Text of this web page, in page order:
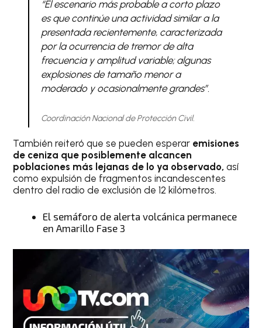
“El escenario más probable a corto plazo
es que continúe una actividad similar a la
presentada recientemente, caracterizada
por la ocurrencia de tremor de alta
frecuencia y amplitud variable; algunas
explosiones de tamaño menor a
moderado y ocasionalmente grandes”.
Coordinación Nacional de Protección Civil.
También reiteró que se pueden esperar emisiones
de ceniza que posiblemente alcancen
poblaciones más lejanas de lo ya observado, así
como expulsión de fragmentos incandescentes
dentro del radio de exclusión de 12 kilómetros.
El semáforo de alerta volcánica permanece
en Amarillo Fase 3